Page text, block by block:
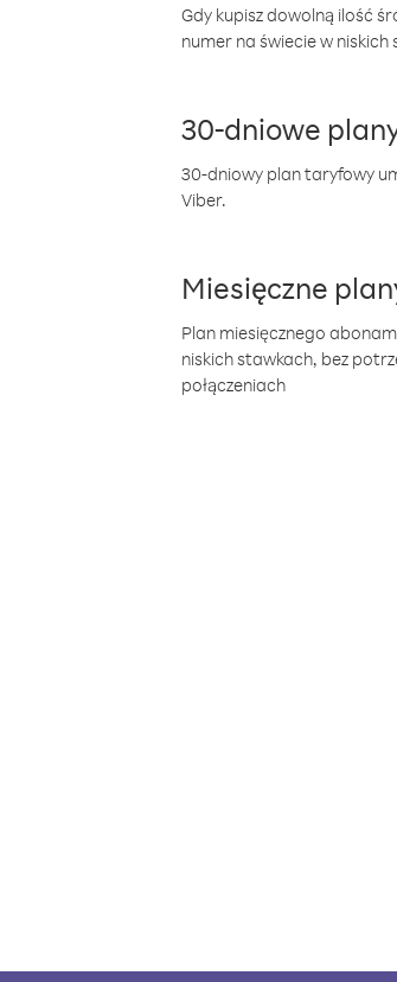
Gdy kupisz dowolną ilość
numer na świecie w niskich
30-dniowe
30-dniowy plan taryfowy
Viber.
Miesięczne
Plan miesięcznego
niskich stawkach, bez
połączeniach